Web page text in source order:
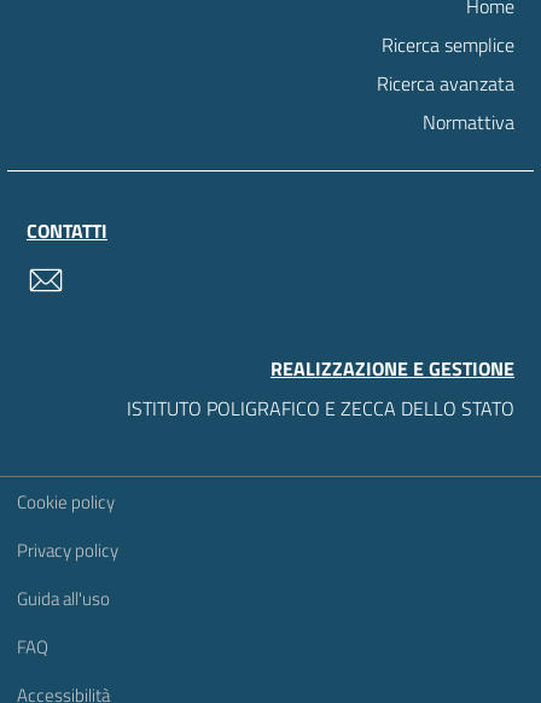
Home
Ricerca semplice
Ricerca avanzata
Normattiva
CONTATTI
REALIZZAZIONE E GESTIONE
ISTITUTO POLIGRAFICO E ZECCA DELLO STATO
Sezione Link Utili
Cookie policy
Privacy policy
Guida all'uso
FAQ
Accessibilità